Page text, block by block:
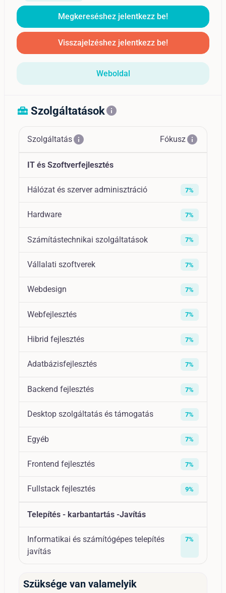
Megkereséshez jelentkezz be!
Visszajelzéshez jelentkezz be!
Weboldal
home_repair_service Szolgáltatásokinfo
Szolgáltatásinfo Fókuszinfo
IT és Szoftverfejlesztés
Hálózat és szerver adminisztráció 7%
Hardware 7%
Számítástechnikai szolgáltatások 7%
Vállalati szoftverek 7%
Webdesign 7%
Webfejlesztés 7%
Hibrid fejlesztés 7%
Adatbázisfejlesztés 7%
Backend fejlesztés 7%
Desktop szolgáltatás és támogatás 7%
Egyéb 7%
Frontend fejlesztés 7%
Fullstack fejlesztés 9%
Telepítés - karbantartás -Javítás
Informatikai és számítógépes telepítés
javítás
7%
Szüksége van valamelyik